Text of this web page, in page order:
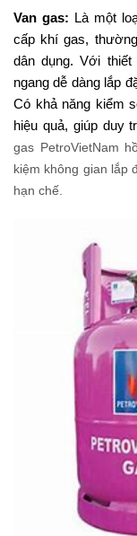
Van gas: Là một
cấp khí gas,
dân dụng. Với
ngang dễ dàng lắp
Có khả năng kiểm
hiệu quả, giúp duy
gas PetroVietNam
kiệm không gian lắp
hạn chế.